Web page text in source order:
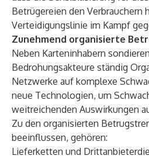
Betrügereien den Verbrauchern
Verteidigungslinie im Kampf
Zunehmend organisierte
Neben Karteninhabern
Bedrohungsakteure ständig
Netzwerke auf komplexe
neue Technologien, um
weitreichenden Auswirkungen
Zu den organisierten
beeinflussen, gehören:
Lieferketten und